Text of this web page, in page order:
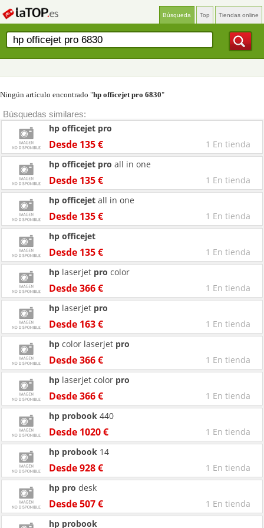
Búsqueda Top Tiendas online
Ningún artículo encontrado "hp officejet pro 6830"
Búsquedas similares:
Desde 135 € 1 En tienda
hp officejet pro
Desde 135 € 1 En tienda
hp officejet pro all in one
Desde 135 € 1 En tienda
hp officejet all in one
Desde 135 € 1 En tienda
hp officejet
Desde 366 € 1 En tienda
hp laserjet pro color
Desde 163 € 1 En tienda
hp laserjet pro
Desde 366 € 1 En tienda
hp color laserjet pro
Desde 366 € 1 En tienda
hp laserjet color pro
Desde 1020 € 1 En tienda
hp probook 440
Desde 928 € 1 En tienda
hp probook 14
Desde 507 € 1 En tienda
hp pro desk
hp probook